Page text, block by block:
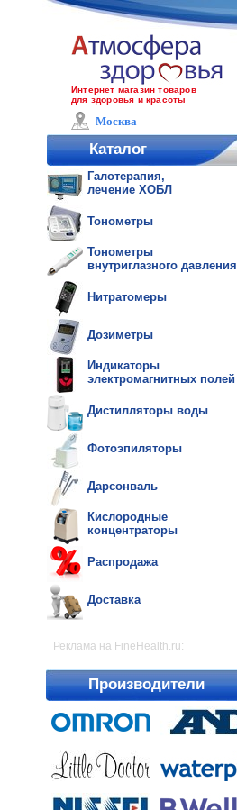
Интернет магазин товаров
для здоровья и красоты
Каталог
Галотерапия,
лечение ХОБЛ
Тонометры
Тонометры
внутриглазного давления
Нитратомеры
Дозиметры
Индикаторы
электромагнитных полей
Дистилляторы воды
Фотоэпиляторы
Дарсонваль
Кислородные
концентраторы
Распродажа
Доставка
Реклама на FineHealth.ru:
Производители